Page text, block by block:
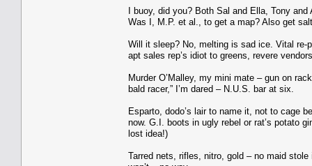
I buoy, did you? Both Sal and Ella, Tony
Was I, M.P. et al., to get a map? Also get
Will it sleep? No, melting is sad ice. Vital re-
apt sales rep’s idiot to greens, revere
Murder O’Malley, my mini mate – gun on
bald racer,” I’m dared – N.U.S. bar at six.
Esparto, dodo’s lair to name it, not to cage
now. G.I. boots in ugly rebel or rat’s potato
lost idea!)
Tarred nets, rifles, nitro, gold – no maid